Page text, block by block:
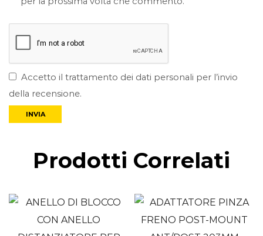
Accetto il trattamento dei dati personali per l’invio
della recensione.
Prodotti Correlati